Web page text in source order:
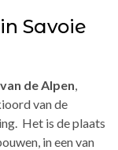
Savoie
de Alpen
van de
Het is de plaats
in een van